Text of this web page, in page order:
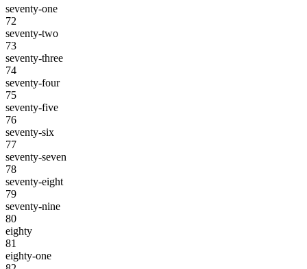
seventy-one
72
seventy-two
73
seventy-three
74
seventy-four
75
seventy-five
76
seventy-six
77
seventy-seven
78
seventy-eight
79
seventy-nine
80
eighty
81
eighty-one